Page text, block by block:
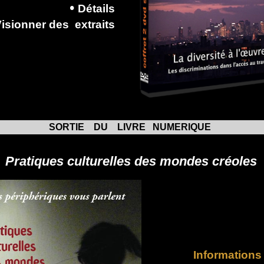
• Détails
des extraits
SORTIE DU LIVRE NUMERIQUE
Pratiques culturelles des mondes créoles
Informations